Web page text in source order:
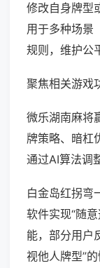
修改自身牌型
用于多种场景
规则，维护公
聚焦相关游戏
微乐湖南麻将
牌策略、暗杠
通过AI算法调
白金岛红拐弯
软件实现“随
能，部分用户
视他人牌型”